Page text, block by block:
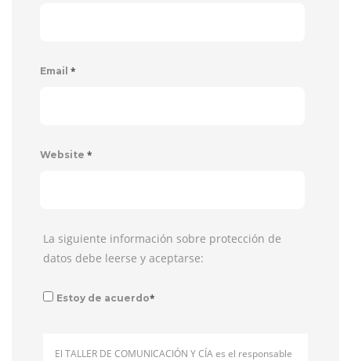
Email *
Website *
La siguiente información sobre protección de
datos debe leerse y aceptarse:
Estoy de acuerdo*
El TALLER DE COMUNICACIÓN Y CÍA es el responsable